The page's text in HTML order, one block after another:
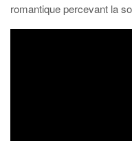
romantique percevant la